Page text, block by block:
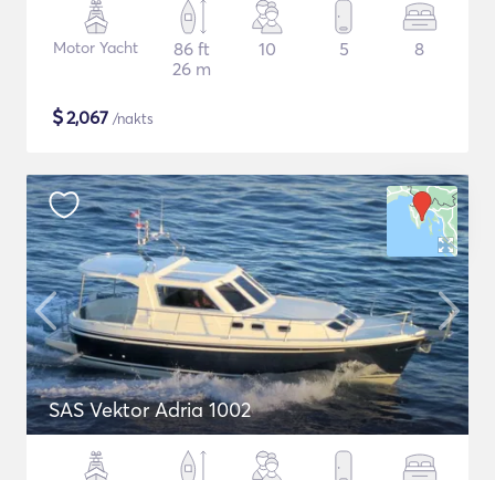
Motor Yacht
86 ft
26 m
10 5 8
$2,067 /nakts
SAS Vektor Adria 1002